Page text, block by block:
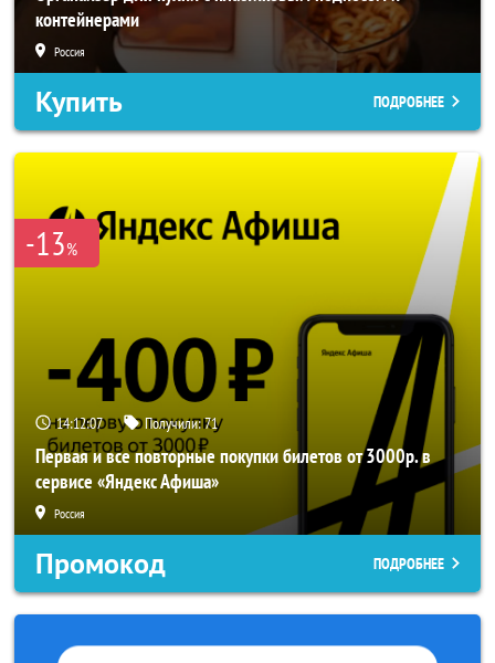
контейнерами
Россия
Купить ПОДРОБНЕЕ
-13%
14:12:05 Получили:71
Первая и все повторные покупки билетов от 3000р. в
сервисе «Яндекс Афиша»
Россия
Промокод ПОДРОБНЕЕ